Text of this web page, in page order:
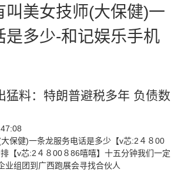
叫美女技师(大保健)一
是多少-和记娱乐手机
猛料：特朗普避税多年 负债数
保健)一条龙服务电话是多少【v芯:2４８00
【v芯:2４８00８86嘻嘻】十五分钟我们一定
业组团到广西跑展会寻找合伙人